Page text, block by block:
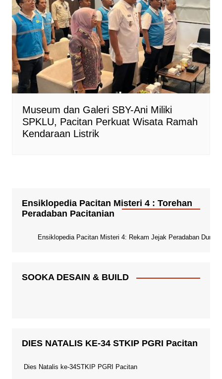
Museum dan Galeri SBY-Ani Miliki
SPKLU, Pacitan Perkuat Wisata Ramah
Kendaraan Listrik
Ensiklopedia Pacitan Misteri 4 : Torehan
Peradaban Pacitanian
Ensiklopedia Pacitan Misteri 4: Rekam Jejak Peradaban Dunia
SOOKA DESAIN & BUILD
DIES NATALIS KE-34 STKIP PGRI Pacitan
Dies Natalis ke-34STKIP PGRI Pacitan